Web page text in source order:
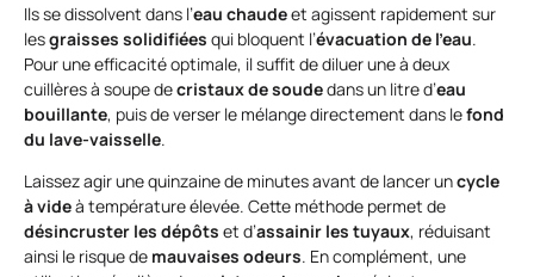
Ils se dissolvent dans l’eau chaudeet agissent rapidement sur
lesgraisses solidifiées qui bloquent l’évacuation de l’eau.
Pour une efficacité optimale, il suffit de diluer une à deux
cuillères à soupe decristaux de soudedans un litre d’eau
bouillante, puis de verser le mélange directement dans lefond
du lave-vaisselle.
Laissez agir une quinzaine de minutes avant de lancer uncycle
à videà température élevée. Cette méthode permet de
désincruster les dépôts et d’assainir les tuyaux, réduisant
ainsi le risque de mauvaises odeurs. En complément, une